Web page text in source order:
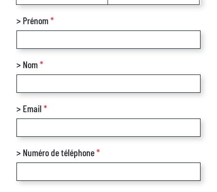
> Prénom*
> Nom*
> Email*
> Numéro de téléphone*